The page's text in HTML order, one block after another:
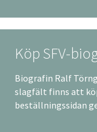
Köp SFV-
Biografin Ralf
slagfält finns att
beställningssidan